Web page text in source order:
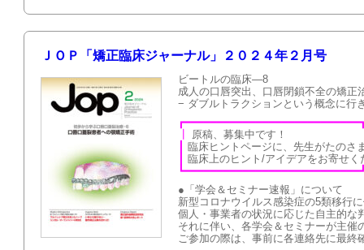
ＪＯＰ「矯正臨床ジャーナル」２０２４年２月号
ビートルの臨床—8
成人の口唇突出、口唇閉鎖不全の矯正
− ダブルトラクションという概念に行
原稿、募集
臨床ヒントページに、先生がたの
臨床上のヒント/アイデアを
●「学会＆セミナー速報」について
新型コロナウイルス感染症の5類移行
個人・事業者の状況に応じた自主的な
それに伴い、各学会＆セミナーが主
ご参加の際は、事前に各連絡先に最